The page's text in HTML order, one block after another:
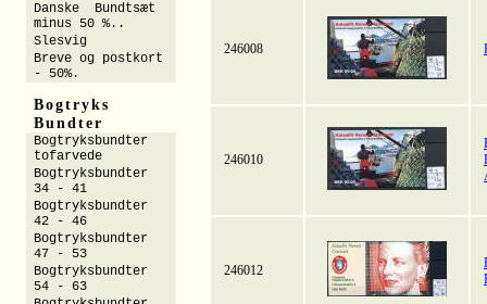
246008
246010
246012
Danske Bundtsæt
minus 50 %..
Slesvig
Breve og postkort
- 50%.
Bogtryks
Bundter
Bogtryksbundter
tofarvede
Bogtryksbundter
34 - 41
Bogtryksbundter
42 - 46
Bogtryksbundter
47 - 53
Bogtryksbundter
54 - 63